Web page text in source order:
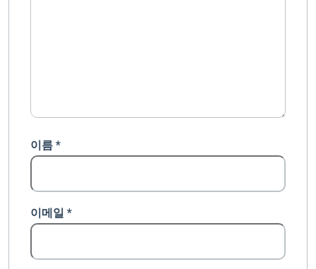
이름 *
이메일 *